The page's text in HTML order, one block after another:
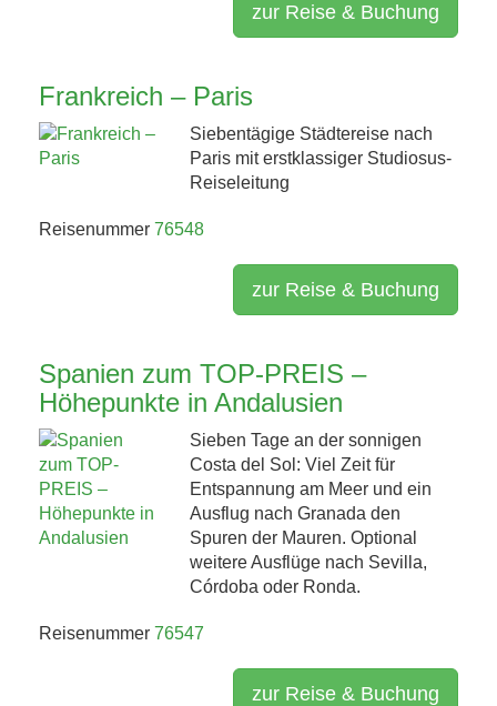
zur Reise & Buchung
Frankreich – Paris
Siebentägige Städtereise nach
Paris mit erstklassiger Studiosus-
Reiseleitung
Reisenummer 76548
zur Reise & Buchung
Spanien zum TOP-PREIS –
Höhepunkte in Andalusien
Sieben Tage an der sonnigen
Costa del Sol: Viel Zeit für
Entspannung am Meer und ein
Ausflug nach Granada den
Spuren der Mauren. Optional
weitere Ausflüge nach Sevilla,
Córdoba oder Ronda.
Reisenummer 76547
zur Reise & Buchung